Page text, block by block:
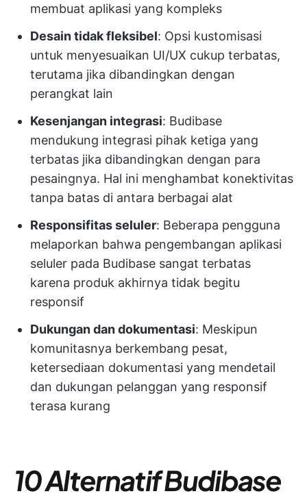
membuat aplikasi yang kompleks
Desain tidak fleksibel: Opsi kustomisasi
untuk menyesuaikan UI/UX cukup terbatas,
terutama jika dibandingkan dengan
perangkat lain
Kesenjangan integrasi: Budibase
mendukung integrasi pihak ketiga yang
terbatas jika dibandingkan dengan para
pesaingnya. Hal ini menghambat konektivitas
tanpa batas di antara berbagai alat
Responsifitas seluler: Beberapa pengguna
melaporkan bahwa pengembangan aplikasi
seluler pada Budibase sangat terbatas
karena produk akhirnya tidak begitu
responsif
Dukungan dan dokumentasi: Meskipun
komunitasnya berkembang pesat,
ketersediaan dokumentasi yang mendetail
dan dukungan pelanggan yang responsif
terasa kurang
10 Alternatif Budibase